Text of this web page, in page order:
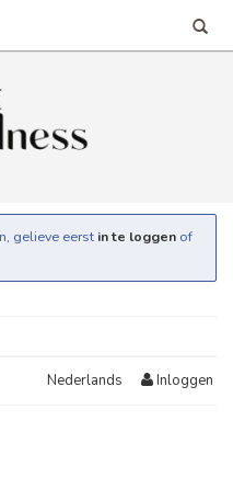
gelieve eerst in te loggen of
Nederlands Inloggen